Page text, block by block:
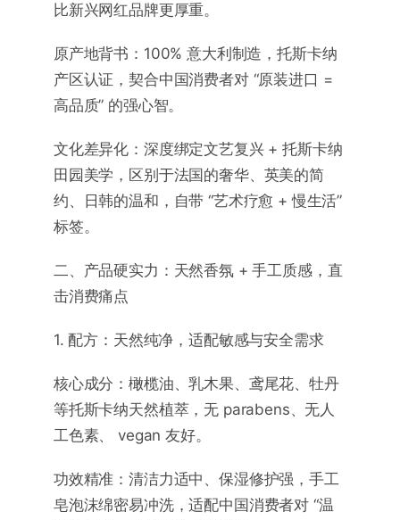
比新兴网红品牌更厚重。
原产地背书：100% 意大利制造，托斯卡纳
产区认证，契合中国消费者对 “原装进口 =
高品质” 的强心智。
文化差异化：深度绑定文艺复兴 + 托斯卡纳
田园美学，区别于法国的奢华、英美的简
约、日韩的温和，自带 “艺术疗愈 + 慢生活”
标签。
二、产品硬实力：天然香氛 + 手工质感，直
击消费痛点
1. 配方：天然纯净，适配敏感与安全需求
核心成分：橄榄油、乳木果、鸢尾花、牡丹
等托斯卡纳天然植萃，无 parabens、无人
工色素、 vegan 友好。
功效精准：清洁力适中、保湿修护强，手工
皂泡沫绵密易冲洗，适配中国消费者对 “温